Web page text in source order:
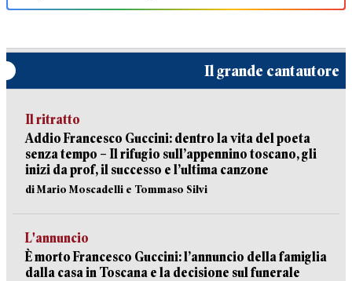
Il grande cantautore
Il ritratto
Addio Francesco Guccini: dentro la vita del poeta
senza tempo – Il rifugio sull’appennino toscano, gli
inizi da prof, il successo e l’ultima canzone
di Mario Moscadelli e Tommaso Silvi
L'annuncio
È morto Francesco Guccini: l’annuncio della famiglia
dalla casa in Toscana e la decisione sul funerale